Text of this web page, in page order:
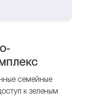
семейные
к зеленым